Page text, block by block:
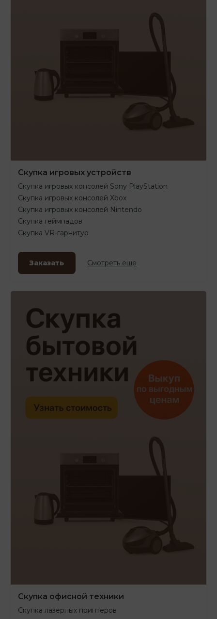
Скупка игровых устройств
Скупка игровых консолей Sony PlayStation
Скупка игровых консолей Xbox
Скупка игровых консолей Nintendo
Скупка геймпадов
Скупка VR-гарнитур
Заказать Смотреть еще
Скупка офисной техники
Скупка лазерных принтеров